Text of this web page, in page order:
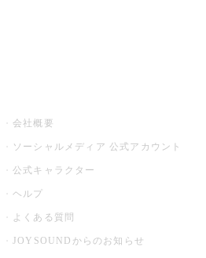
会社概要
ソーシャルメディア 公式アカウント
公式キャラクター
ヘルプ
よくある質問
JOYSOUNDからのお知らせ